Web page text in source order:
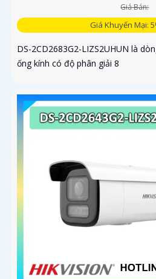
Giá Bán:
Giá Khuyến Mại:
DS-2CD2683G2-LIZS2UHUN là
ống kính có độ phân giải 8